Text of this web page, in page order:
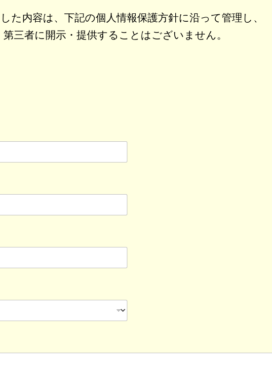
た内容は、下記の個人情報保護方針に沿って管理し、
三者に開示・提供することはございません。